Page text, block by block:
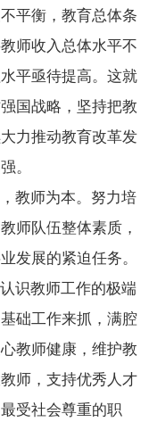
平衡，教育总体条
师收入总体水平不
平亟待提高。这就
国战略，坚持把教
力推动教育改革发
。
教师为本。努力培
师队伍整体素质，
发展的紧迫任务。
识教师工作的极端
础工作来抓，满腔
教师健康，维护教
师，支持优秀人才
受社会尊重的职